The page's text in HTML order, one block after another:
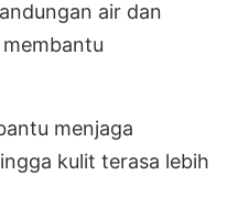
air dan
menjaga
kulit terasa lebih